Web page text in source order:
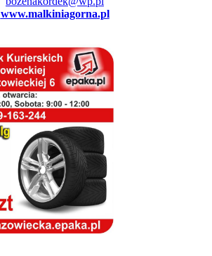
www.malkiniagorna.pl